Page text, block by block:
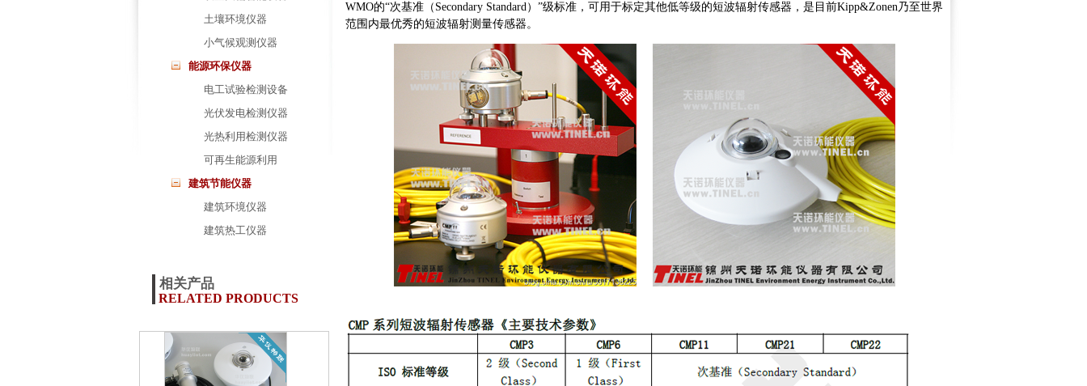
土壤环境仪器
小气候观测仪器
能源环保仪器
电工试验检测设备
光伏发电检测仪器
光热利用检测仪器
可再生能源利用
建筑节能仪器
建筑环境仪器
建筑热工仪器
WMO的“次基准（Secondary Standard）”级标准，可用于标定其他低等级的短波辐射传感器，是目前Kipp&Zonen乃至世界
范围内最优秀的短波辐射测量传感器。
相关产品
RELATED PRODUCTS